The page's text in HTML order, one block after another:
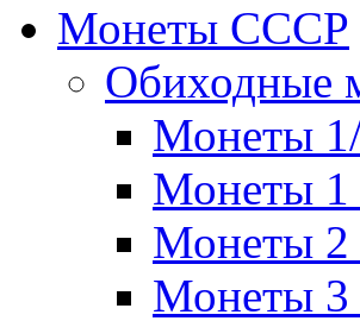
Монеты СССР
Обиходные
Монеты
Монеты 1
Монеты 2
Монеты 3